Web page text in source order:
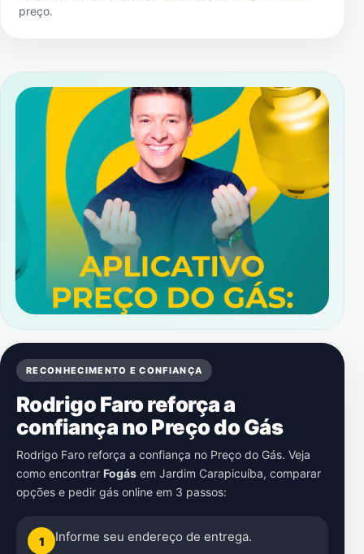
preço.
RECONHECIMENTO E CONFIANÇA
Rodrigo Faro reforça a
confiança no Preço do Gás
Rodrigo Faro reforça a confiança no Preço do Gás. Veja
como encontrar Fogás em Jardim Carapicuíba, comparar
opções e pedir gás online em 3 passos:
1 Informe seu endereço de entrega.